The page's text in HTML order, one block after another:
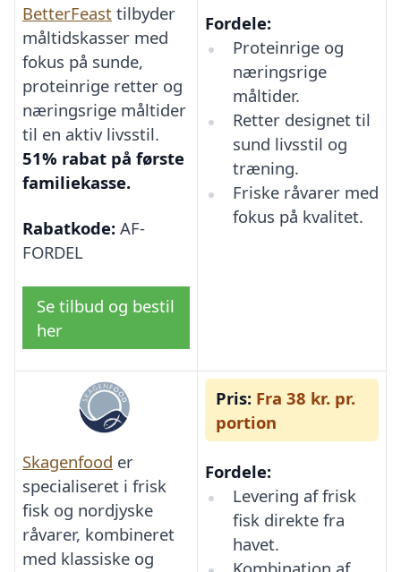
BetterFeast tilbyder
måltidskasser med
fokus på sunde,
proteinrige retter og
næringsrige måltider
til en aktiv livsstil.
51% rabat på første
familiekasse.
Rabatkode: AF-
FORDEL
Se tilbud og bestil
her
Fordele:
Proteinrige og
næringsrige
måltider.
Retter designet til
sund livsstil og
træning.
Friske råvarer med
fokus på kvalitet.
Skagenfood er
specialiseret i frisk
fisk og nordjyske
råvarer, kombineret
med klassiske og
Pris: Fra 38 kr. pr.
portion
Fordele:
Levering af frisk
fisk direkte fra
havet.